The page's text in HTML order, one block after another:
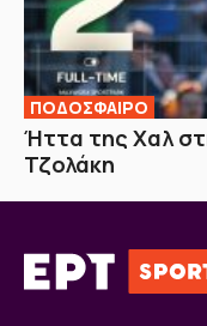
ΠΟΔΟΣΦΑΙΡΟ
Ήττα της Χαλ
Τζολάκη